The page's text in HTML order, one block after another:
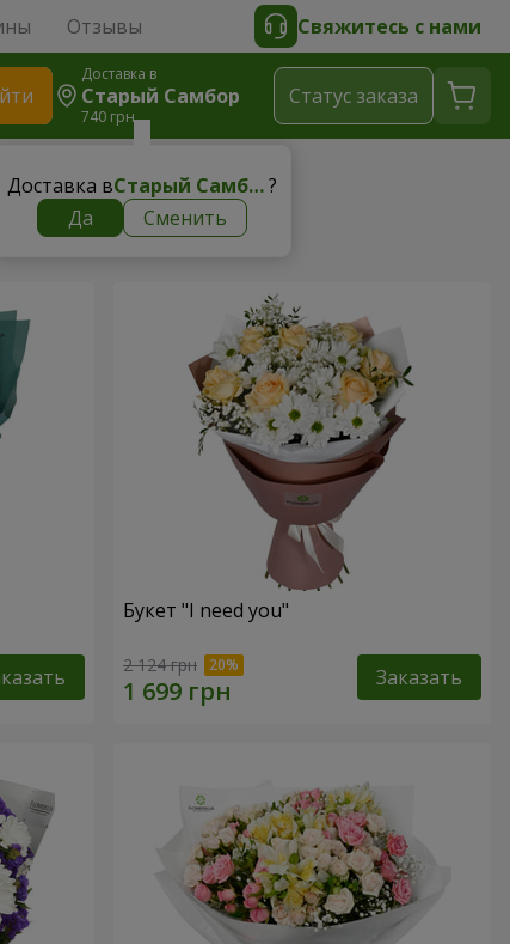
Отзывы Свяжитесь с нами
Доставка в
Старый Самбор
740 грн
Доставка в Старый Самбор?
Да
Сменить
Cтатус заказа
Букет "I need you"
2 124 грн Заказать